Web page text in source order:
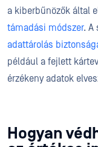
a kiberbűnözők által
támadási módszer. A
adattárolás
például a fejlett
érzékeny adatok
Hogyan